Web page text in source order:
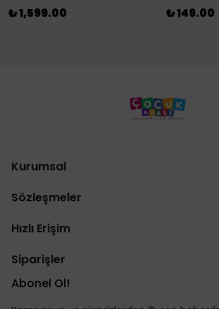
₺ 1,599.00 ₺ 149.00
Kurumsal
Sözleşmeler
Hızlı Erişim
Siparişler
Abonel Ol!